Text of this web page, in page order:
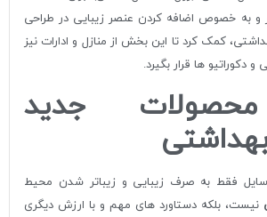
و به خصوص اضافه کردن عنصر زیبایی در طراحی
کمک کرد تا این بخش از منازل و ادارات نیز
دکوراتیو ها قرار بگیرد.
جدید
فقط به صرف زیبایی و زیباتر شدن محیط
نیست، بلکه دستاورد های مهم و با ارزش دیگری